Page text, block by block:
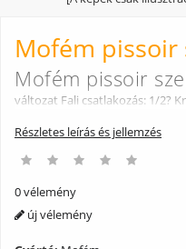
Mofém pissoir
Mofém pissoir
változat Fali csatlakozás: 1/2?
Részletes leírás és jellemzés
0 vélemény
új vélemény